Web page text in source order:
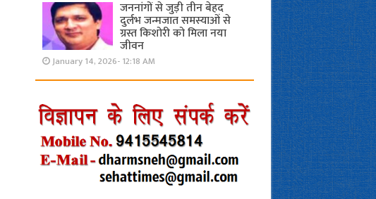
जननांगों से जुड़ी तीन बेहद
दुर्लभ जन्मजात समस्याओं से
ग्रस्त किशोरी को मिला नया
जीवन
January 14, 2026- 12:18 AM